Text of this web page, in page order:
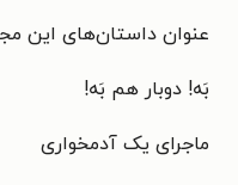
عنوان داستان‌های این
بَه! دوبار هم بَه!
ماجرای یک آدمخواری